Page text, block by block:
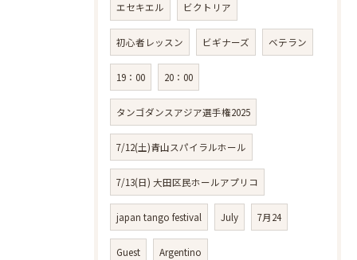
エセキエル ビクトリア
初心者レッスン ビギナーズ ベテラン
19：00 20：00
タンゴダンスアジア選手権2025
7/12(土)青山スパイラルホール
7/13(日) 大田区民ホールアプリコ
japan tango festival July 7月24
Guest Argentino